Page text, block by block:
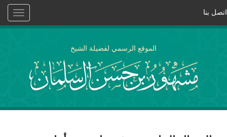
Toggle
اتصل بنا
الموقع الرسمي لفضيلة الشيخ